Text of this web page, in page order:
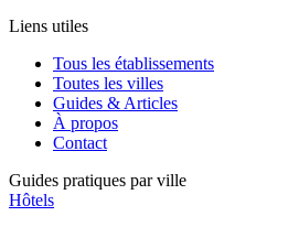
Liens utiles
Tous les établissements
Toutes les villes
Guides & Articles
À propos
Contact
Guides pratiques par ville
Hôtels